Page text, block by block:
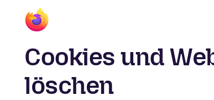
Cookies und
löschen